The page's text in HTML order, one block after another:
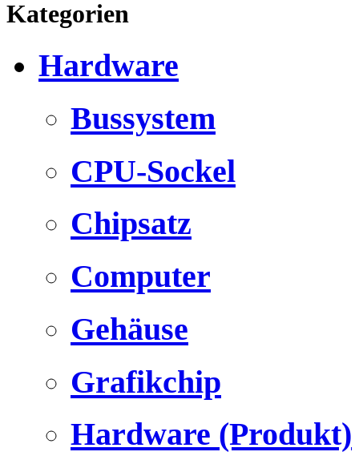
Kategorien
Hardware
Bussystem
CPU-Sockel
Chipsatz
Computer
Gehäuse
Grafikchip
Hardware (Produkt)